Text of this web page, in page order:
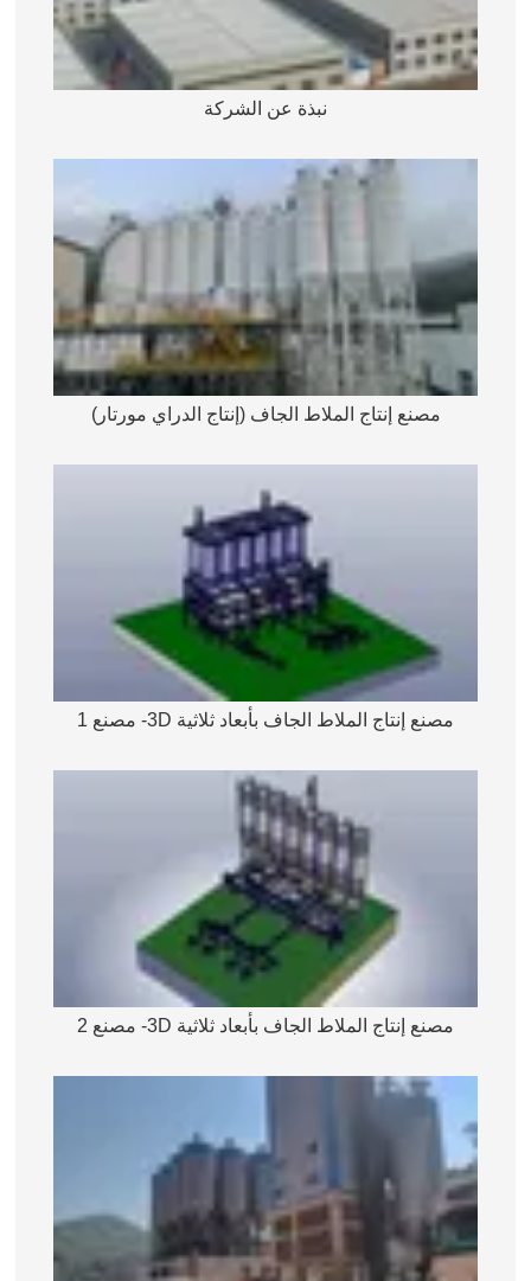
نبذة عن الشركة
مصنع إنتاج الملاط الجاف (إنتاج الدراي مورتار)
مصنع إنتاج الملاط الجاف بأبعاد ثلاثية 3D- مصنع 1
مصنع إنتاج الملاط الجاف بأبعاد ثلاثية 3D- مصنع 2